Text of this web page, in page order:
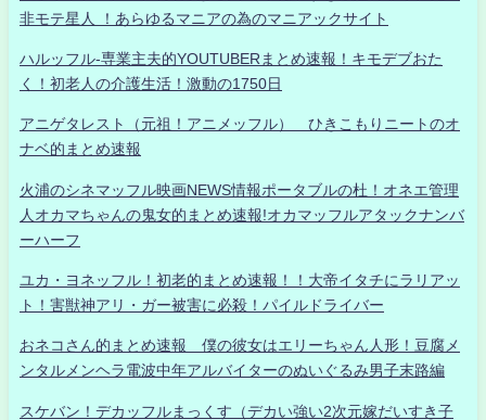
非モテ星人 ！あらゆるマニアの為のマニアックサイト
ハルッフル-専業主夫的YOUTUBERまとめ速報！キモデブおた
く！初老人の介護生活！激動の1750日
アニゲタレスト（元祖！アニメッフル） ひきこもりニートのオ
ナベ的まとめ速報
火浦のシネマッフル映画NEWS情報ポータブルの杜！オネエ管理
人オカマちゃんの鬼女的まとめ速報!オカマッフルアタックナンバ
ーハーフ
ユカ・ヨネッフル！初老的まとめ速報！！大帝イタチにラリアッ
ト！害獣神アリ・ガー被害に必殺！パイルドライバー
おネコさん的まとめ速報 僕の彼女はエリーちゃん人形！豆腐メ
ンタルメンヘラ電波中年アルバイターのぬいぐるみ男子末路編
スケバン！デカッフルまっくす（デカい強い2次元嫁だいすき子